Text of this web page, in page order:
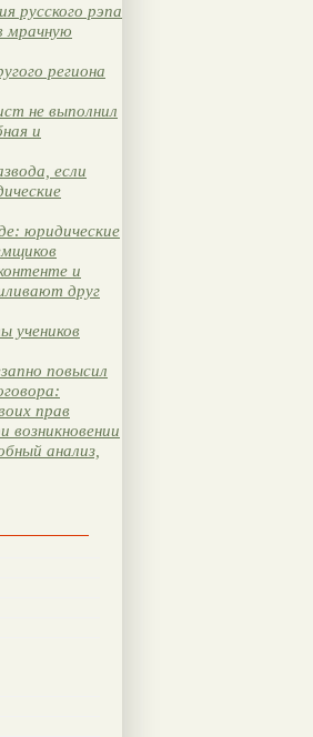
русского рэпа
мрачную
региона
не выполнил
и
если
юридические
и
друг
учеников
повысил
прав
анализ,